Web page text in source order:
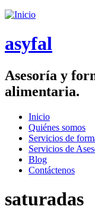
Saltar menu
asyfal
Asesoría y
alimentaria.
Menú principal
Inicio
Quiénes somos
Servicios de
Servicios de
Blog
Contáctenos
saturadas